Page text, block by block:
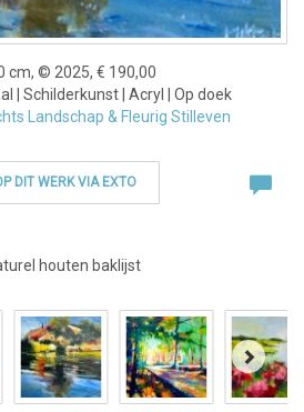
cm, © 2025, € 190,00
| Schilderkunst | Acryl | Op doek
Landschap & Fleurig Stilleven
DIT WERK VIA EXTO
houten baklijst